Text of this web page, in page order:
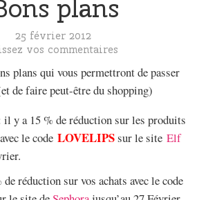
plans
25 février 2012
vos commentaires
plans qui vous permettront de passer
de faire peut-être du shopping)
il y a 15 % de réduction sur les produits
le code LOVELIPSsur le site Elf
de réduction sur vos achats avec le code